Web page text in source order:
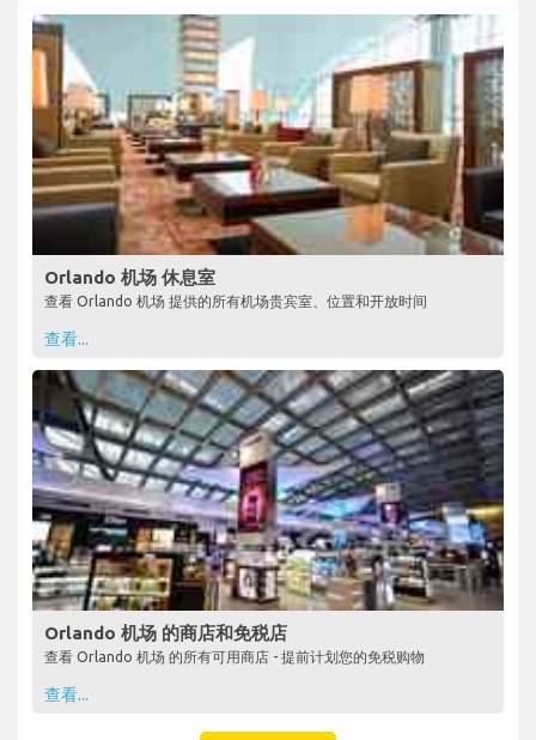
Orlando 机场 休息室
查看 Orlando 机场 提供的所有机场贵宾室、位置和开放时间
查看...
Orlando 机场 的商店和免税店
查看 Orlando 机场 的所有可用商店 - 提前计划您的免税购物
查看...